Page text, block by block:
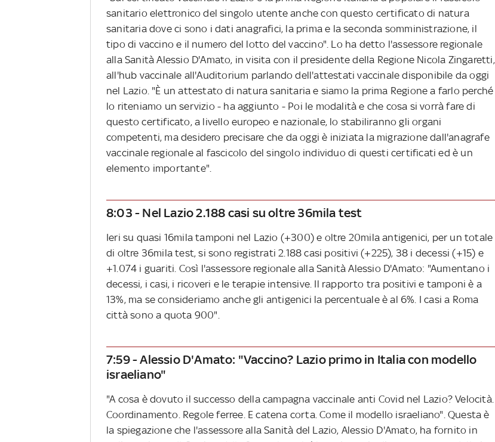
sanitario elettronico del singolo utente anche con questo certificato di natura
sanitaria dove ci sono i dati anagrafici, la prima e la seconda somministrazione, il
tipo di vaccino e il numero del lotto del vaccino". Lo ha detto l'assessore regionale
alla Sanità Alessio D'Amato, in visita con il presidente della Regione Nicola Zingaretti,
all'hub vaccinale all'Auditorium parlando dell'attestati vaccinale disponibile da oggi
nel Lazio. "È un attestato di natura sanitaria e siamo la prima Regione a farlo perché
lo riteniamo un servizio - ha aggiunto - Poi le modalità e che cosa si vorrà fare di
questo certificato, a livello europeo e nazionale, lo stabiliranno gli organi
competenti, ma desidero precisare che da oggi è iniziata la migrazione dall'anagrafe
vaccinale regionale al fascicolo del singolo individuo di questi certificati ed è un
elemento importante".
8:03 - Nel Lazio 2.188 casi su oltre 36mila test
Ieri su quasi 16mila tamponi nel Lazio (+300) e oltre 20mila antigenici, per un totale
di oltre 36mila test, si sono registrati 2.188 casi positivi (+225), 38 i decessi (+15) e
+1.074 i guariti. Così l'assessore regionale alla Sanità Alessio D'Amato: "Aumentano i
decessi, i casi, i ricoveri e le terapie intensive. Il rapporto tra positivi e tamponi è a
13%, ma se consideriamo anche gli antigenici la percentuale è al 6%. I casi a Roma
città sono a quota 900".
7:59 - Alessio D'Amato: "Vaccino? Lazio primo in Italia con modello
israeliano"
"A cosa è dovuto il successo della campagna vaccinale anti Covid nel Lazio? Velocità.
Coordinamento. Regole ferree. E catena corta. Come il modello israeliano". Questa è
la spiegazione che l'assessore alla Sanità del Lazio, Alessio D'Amato, ha fornito in